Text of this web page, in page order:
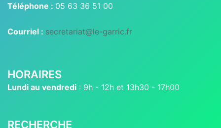
Téléphone : 05 63 36 51 00
Courriel : secretariat@le-garric.fr
HORAIRES
Lundi au vendredi : 9h - 12h et 13h30 - 17h00
RECHERCHE